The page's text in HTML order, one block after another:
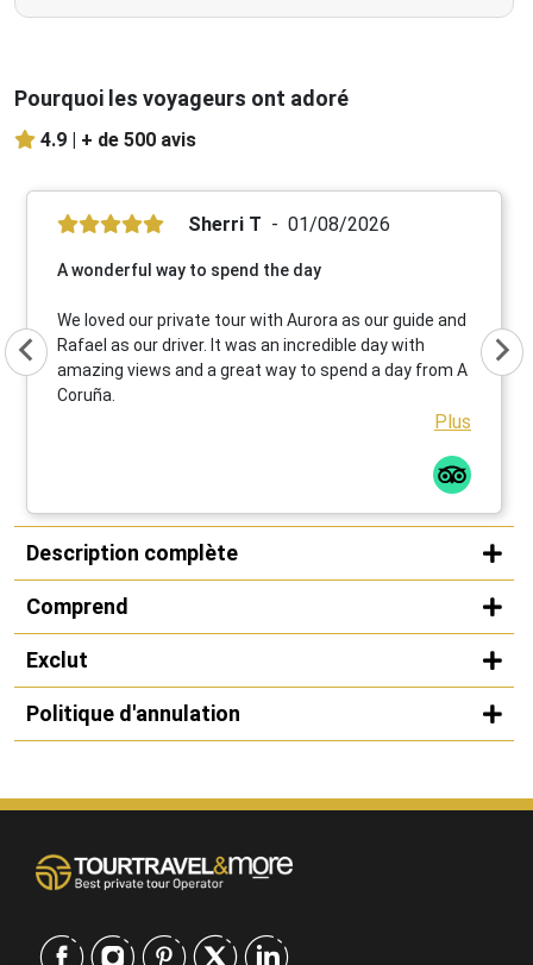
Pourquoi les voyageurs ont adoré
4.9 | + de 500 avis
Sherri T 01/08/2026
A wonderful way to spend the day
We loved our private tour with Aurora as our guide and
Rafael as our driver. It was an incredible day with
amazing views and a great way to spend a day from A
Coruña.
Plus
Description complète
Comprend
Exclut
Politique d'annulation